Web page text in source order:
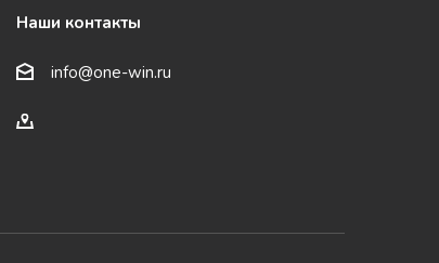
Наши контакты
info@one-win.ru